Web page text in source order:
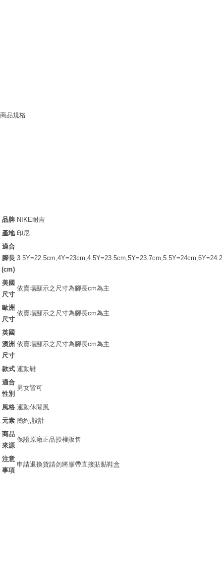
商品規格
品牌 NIKE耐吉
產地 印尼
適合
腳長
(cm)
美國
尺寸
依賣場顯示之尺寸為腳長cm為主
歐洲
尺寸
依賣場顯示之尺寸為腳長cm為主
英國
澳洲
尺寸
依賣場顯示之尺寸為腳長cm為主
款式 運動鞋
適合
性別
男女皆可
風格 運動休閒風
元素 簡約,設計
商品
來源
保證原廠正品授權販售
注意
事項
申請退換貨請勿將膠帶直接貼黏鞋盒